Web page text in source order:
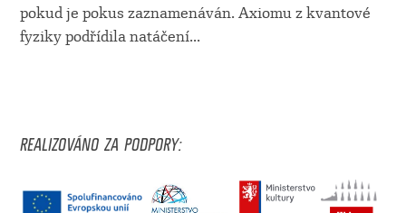
pokud je pokus zaznamenáván. Axiomu z kvantové
fyziky podřídila natáčení...
REALIZOVÁNO ZA PODPORY: